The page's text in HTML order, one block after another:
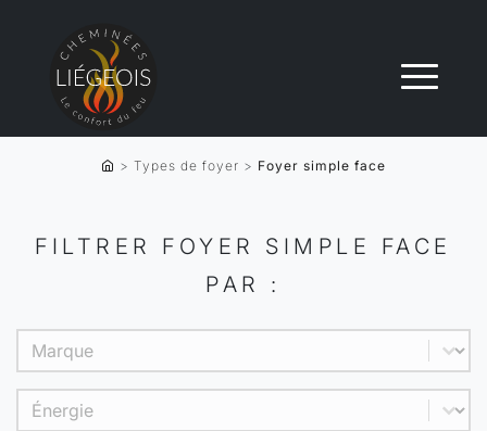
> Types de foyer > Foyer simple face
FILTRER FOYER SIMPLE FACE
PAR :
Product brand
Sélectionnez le contenu
Energy
Sélectionnez le contenu